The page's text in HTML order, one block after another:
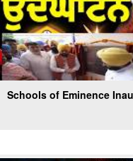
Schools of Eminence